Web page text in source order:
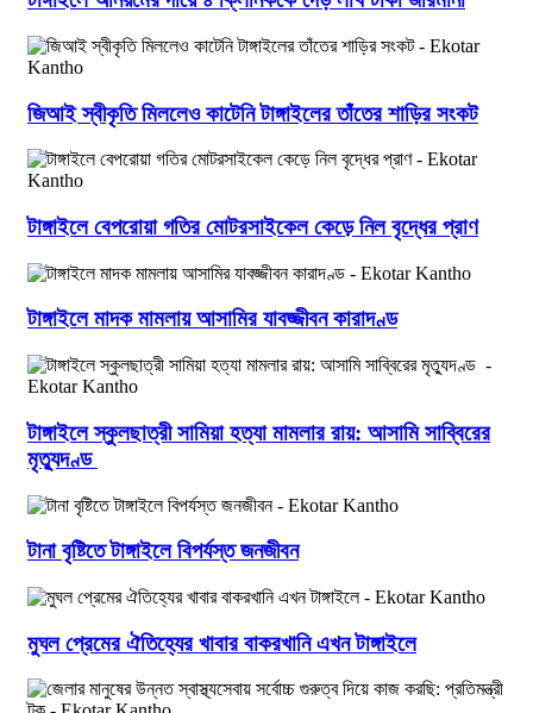
জিআই স্বীকৃতি মিললেও কাটেনি টাঙ্গাইলের তাঁতের শাড়ির সংকট
টাঙ্গাইলে বেপরোয়া গতির মোটরসাইকেল কেড়ে নিল বৃদ্ধের প্রাণ
টাঙ্গাইলে মাদক মামলায় আসামির যাবজ্জীবন কারাদণ্ড
টাঙ্গাইলে স্কুলছাত্রী সামিয়া হত্যা মামলার রায়: আসামি সাব্বিরের
মৃত্যুদণ্ড
টানা বৃষ্টিতে টাঙ্গাইলে বিপর্যস্ত জনজীবন
মুঘল প্রেমের ঐতিহ্যের খাবার বাকরখানি এখন টাঙ্গাইলে